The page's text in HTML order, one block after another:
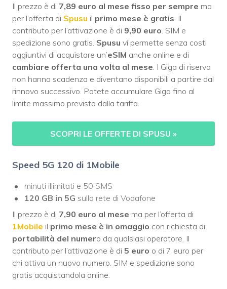
Il prezzo è di 7,89 euro al mese fisso per sempre ma
per l’offerta di Spusu il primo mese è gratis . Il
contributo per l’attivazione è di 9,90 euro . SIM e
spedizione sono gratis. Spusu vi permette senza costi
aggiuntivi di acquistare un’eSIM anche online e di
cambiare offerta una volta al mese . I Giga di riserva
non hanno scadenza e diventano disponibili a partire dal
rinnovo successivo. Potete accumulare Giga fino al
limite massimo previsto dalla tariffa.
SCOPRI LE OFFERTE DI SPUSU »
Speed 5G 120 di 1Mobile
minuti illimitati e 50 SMS
120 GB in 5G sulla rete di Vodafone
Il prezzo è di 7,90 euro al mese ma per l’offerta di
1Mobile il primo mese è in omaggio con richiesta di
portabilità del numero da qualsiasi operatore. Il
contributo per l’attivazione è di 5 euro o di 7 euro per
chi attiva un nuovo numero. SIM e spedizione sono
gratis acquistandola online.